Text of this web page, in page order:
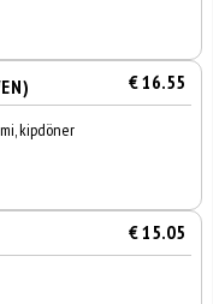
€ 16.55
kipdöner
€ 15.05